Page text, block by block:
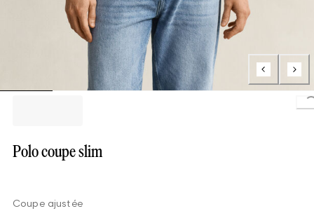
Polo coupe slim
Coupe ajustée